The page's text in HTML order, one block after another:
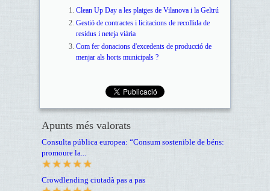
Clean Up Day a les platges de Vilanova i la Geltrú
Gestió de contractes i licitacions de recollida de
residus i neteja viària
Com fer donacions d'excedents de producció de
menjar als horts municipals ?
Apunts més valorats
Consulta pública europea: “Consum sostenible de béns:
promoure la...
Crowdlending ciutadà pas a pas